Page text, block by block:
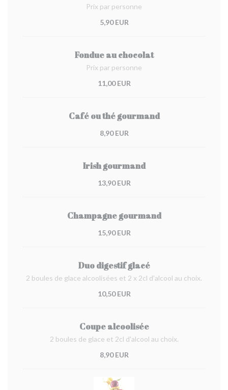
Prix par personne
5,90 EUR
Fondue au chocolat
Prix par personne
11,00 EUR
Café ou thé gourmand
8,90 EUR
Irish gourmand
13,90 EUR
Champagne gourmand
15,90 EUR
Duo digestif glacé
2 boules de glace alcoolisées et 2 x 2cl d'alcool au choix.
10,50 EUR
Coupe alcoolisée
2 boules de glace et 2cl d'alcool au choix.
8,90 EUR